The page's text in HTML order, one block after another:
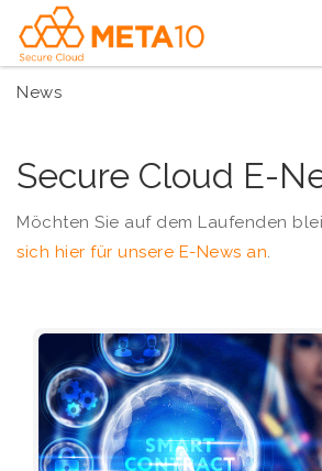
News
Secure Cloud E-
Möchten Sie auf dem Laufenden
sich hier für unsere E-News an.